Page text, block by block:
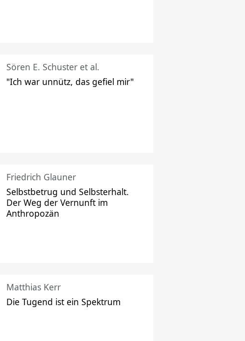
Sören E. Schuster et al.
"Ich war unnütz, das gefiel mir"
Friedrich Glauner
Selbstbetrug und Selbsterhalt.
Der Weg der Vernunft im
Anthropozän
Matthias Kerr
Die Tugend ist ein Spektrum